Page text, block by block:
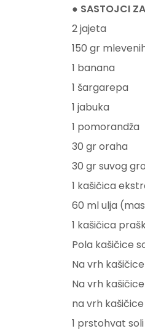
● SASTOJCI
2 jajeta
150 gr
1 banana
1 šargarepa
1 jabuka
1 pomorandža
30 gr oraha
30 gr suvog
1 kašičica
60 ml ulja
1 kašičica
Pola kašičice
Na vrh
Na vrh
na vrh
1 prstohvat soli